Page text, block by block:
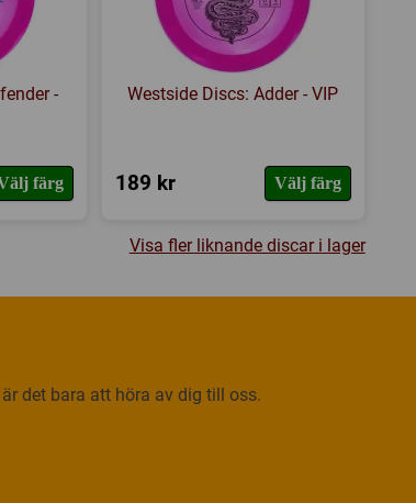
-
färg
Westside Discs: Adder - VIP
189 kr Välj färg
Visa fler liknande discar i lager
det bara att höra av dig till oss.